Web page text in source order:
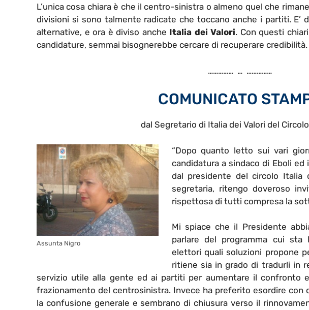
L’unica cosa chiara è che il centro-sinistra o almeno quel che
divisioni si sono talmente radicate che toccano anche i partiti. E’
alternative, e ora è diviso anche Italia dei Valori. Con questi
candidature, semmai bisognerebbe cercare di recuperare credibilità.
…………… … ……………
COMUNICATO
dal Segretario di Italia dei Valori del
Assunta Nigro
“Dopo quanto letto sui vari
candidatura a sindaco di Eboli
dal presidente del circolo
segretaria, ritengo doveroso
rispettosa di tutti compresa la
Mi spiace che il Presidente
parlare del programma cui sta
elettori quali soluzioni propone
ritiene sia in grado di tradurli in
servizio utile alla gente ed ai partiti per aumentare il confronto
frazionamento del centrosinistra. Invece ha preferito esordire con
la confusione generale e sembrano di chiusura verso il